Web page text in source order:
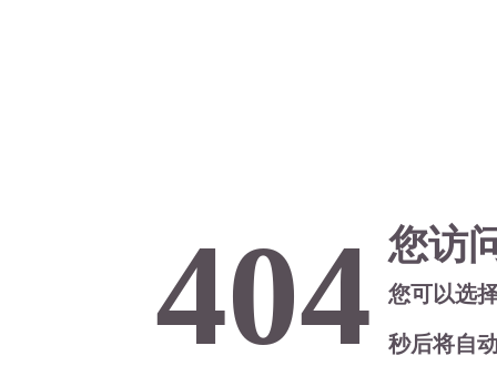
404 您访
您可以选
秒后将自